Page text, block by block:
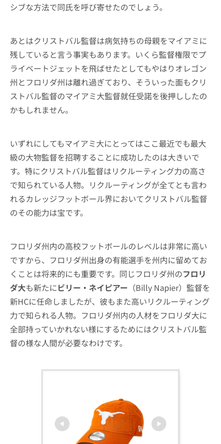
シブな方法で同氏を呼び寄せたのでしょう。
あとはクリストバル監督は病気持ちの母親をマイアミに
残していると言う事実もあります。いくら監督権限でプ
ライベートジェットを飛ばせたとしてもやはりオレゴン
州とフロリダ州は離れ過ぎており、そういった面もクリ
ストバル監督のマイアミ大監督就任受諾を後押ししたの
かもしれません。
いずれにしてもマイアミ大にとってはここ最近でも最大
級の大物監督を招聘することに成功したのは大きいで
す。特にクリストバル監督はリクルーティング力の高さ
で知られている人物。リクルーティングが全てとも言わ
れるカレッジフットボール界においてクリストバル監督
のその能力は宝です。
フロリダ州内の高校フットボールのレベルは非常に高い
ですから、フロリダ州出身の有能選手を州内に留めてお
くことは将来的にも重要です。同じフロリダ州のフロリ
ダ大も新たにビリー・ネイピアー （Billy Napier）監督を
新HCに任命しましたが、彼もまた高いリクルーティング
力で知られる人物。フロリダ州内の人材をフロリダ大に
全部持っていかれない様にするためにはクリストバル監
督の様な人間が必要なわけです。